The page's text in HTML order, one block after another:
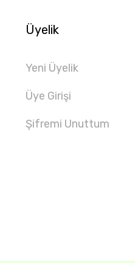
Üyelik
Yeni Üyelik
Üye Girişi
Şifremi Unuttum